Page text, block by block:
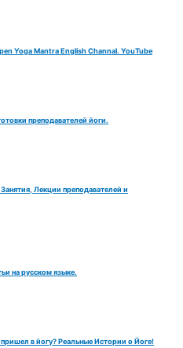
Yoga Mantra English Channal. YouTube
преподавателей йоги.
Лекции преподавателей и
на русском языке.
в йогу? Реальные Истории о Йоге!